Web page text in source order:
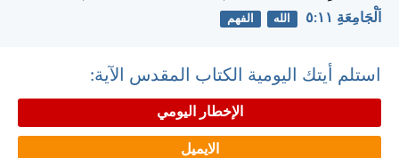
اَلْجَامِعَةِ ١١:‏٥ الله الفهم
استلم أيتك اليومية الكتاب المقدس الآية:
الإخطار اليومي
الايميل